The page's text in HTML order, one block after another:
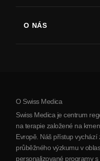
Parkinsonova choroba
Artritida
O NÁS
O Srbsku
Partnerství
Kontaktujte nás
O Swiss Medica
Swiss Medica je centrum
na terapie založené na
Evropě. Náš přístup vychází
průběžného výzkumu v
personalizované programy